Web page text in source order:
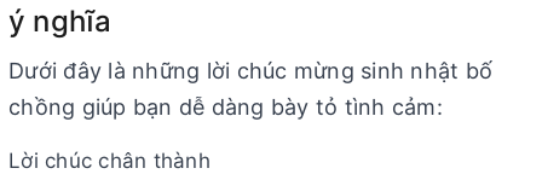
ý nghĩa
Dưới đây là những lời chúc mừng sinh nhật bố
chồng giúp bạn dễ dàng bày tỏ tình cảm:
Lời chúc chân thành